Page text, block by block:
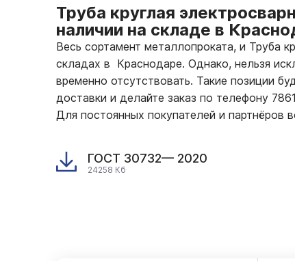
Труба круглая
наличии на складе в
Весь сортамент металлопроката, и Труба
складах в Краснодаре. Однако, нельзя
временно отсутствовать. Такие позиции
доставки и делайте заказ по телефону
Для постоянных покупателей и партнёров
ГОСТ 30732— 2020
24258 Кб